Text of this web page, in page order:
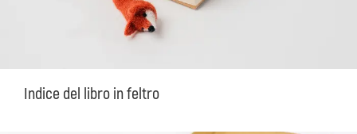
Indice del libro in feltro